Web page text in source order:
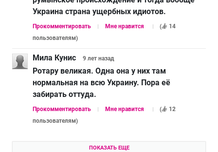
Украина страна ущербных идиотов.
Прокомментировать Мне нравится (
14
пользователям)
Мила Кунис 9 лет назад
Ротару великая. Одна она у них там
нормальная на всю Украину. Пора её
забирать оттуда.
Прокомментировать Мне нравится (
12
пользователям)
ПОКАЗАТЬ ЕЩЕ